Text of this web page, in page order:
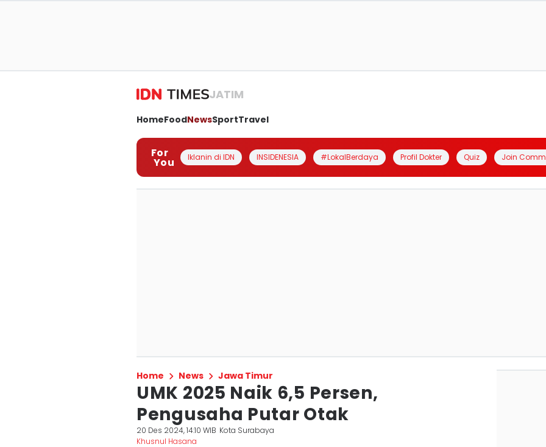
JATIM
HomeFoodNewsSportTravel
For
You Iklanin di IDN INSIDENESIA #LokalBerdaya Profil Dokter Quiz Join
Home News Jawa Timur
UMK 2025 Naik 6,5 Persen,
Pengusaha Putar Otak
20 Des 2024, 14:10 WIB Kota Surabaya
Khusnul Hasana